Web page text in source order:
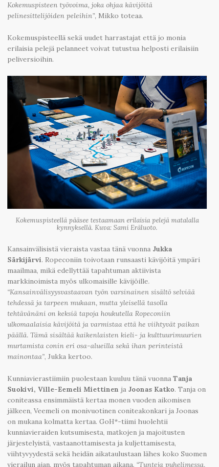
Kokemuspisteen työvoima, joka ohjaa kävijöitä
pelinesittelijöiden peleihin”, Mikko toteaa.
Kokemuspisteellä sekä uudet harrastajat että jo monia
erilaisia pelejä pelanneet voivat tutustua helposti erilaisiin
peliversioihin.
Kokemuspisteellä pääsee testaamaan erilaisia pelejä matalalla
kynnyksellä. Kuva: Sami Eräluoto.
Kansainvälisistä vieraista vastaa tänä vuonna Jukka
Särkijärvi. Ropeconiin toivotaan runsaasti kävijöitä ympäri
maailmaa, mikä edellyttää tapahtuman aktiivista
markkinoimista myös ulkomaisille kävijöille.
“Kansainvälisyysvastaavan työn varsinainen sisältö selviää
tehdessä ja tarpeen mukaan, mutta yleisellä tasolla
tehtävänäni on keksiä tapoja houkutella Ropeconiin
ulkomaalaisia kävijöitä ja varmistaa että he viihtyvät paikan
päällä. Tämä sisältää kaikenlaisten kieli- ja kulttuurimuurien
murtamista conin eri osa-alueilla sekä ihan perinteistä
mainontaa”, Jukka kertoo.
Kunniavierastiimiin puolestaan kuuluu tänä vuonna Tanja
Suokivi, Ville-Eemeli Miettinen ja Joonas Katko. Tanja on
coniteassa ensimmäistä kertaa monen vuoden aikomisen
jälkeen, Veemeli on monivuotinen coniteakonkari ja Joonas
on mukana kolmatta kertaa. GoH*-tiimi huolehtii
kunniavieraiden kutsumisesta, matkojen ja majoitusten
järjestelyistä, vastaanottamisesta ja kuljettamisesta,
viihtyvyydestä sekä heidän aikataulustaan lähes koko Suomen
vierailun ajan, myös tapahtuman aikana. “Tunteja puhelimessa,